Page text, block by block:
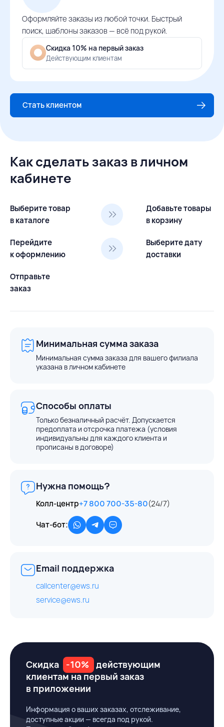
Оформляйте заказы из любой точки. Быстрый
поиск, шаблоны заказов — всё под рукой.
Скидка 10% на первый заказ
Действующим клиентам
Стать клиентом
Как сделать заказ в личном
кабинете
Выберите товар
в каталоге
Добавьте товары
в корзину
Перейдите
к оформлению
Выберите дату
доставки
Отправьте
заказ
Минимальная сумма заказа
Минимальная сумма заказа для вашего филиала
указана в личном кабинете
Способы оплаты
Только безналичный расчёт. Допускается
предоплата и отсрочка платежа (условия
индивидуальны для каждого клиента и
прописаны в договоре)
Нужна помощь?
Колл-центр+7 800 700-35-80(24/7)
Чат-бот:
Email поддержка
callcenter@ews.ru
service@ews.ru
Скидка -10%
действующим
клиентам на первый заказ
в приложении
Информация о ваших заказах, отслеживание,
доступные акции — всегда под рукой.